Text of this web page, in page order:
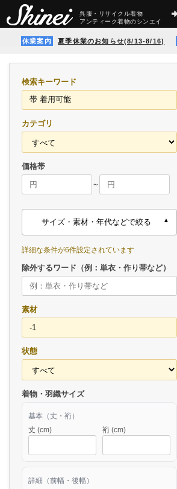
呉服・リサイクル着物
アンティーク着物のシンエイ
休業案内 夏季休業のお知らせ(8/13-8/16)
検索キーワード
カテゴリ
価格帯
～
サイズ・素材・年代などで絞る
詳細な条件が6件設定されています
除外するワード（例：単衣・作り帯など）
素材
状態
着物・羽織サイズ
基本（丈・裄）
丈 (cm)
裄 (cm)
詳細（前幅・後幅）